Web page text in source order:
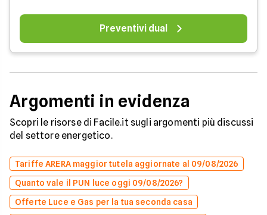
Preventivi dual
Argomenti in evidenza
Scopri le risorse di Facile.it sugli argomenti più discussi
del settore energetico.
Tariffe ARERA maggior tutela aggiornate al 09/08/2026
Quanto vale il PUN luce oggi 09/08/2026?
Offerte Luce e Gas per la tua seconda casa